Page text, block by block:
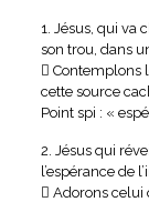
1. Jésus, qui va
son trou, dans
 Contemplons
cette source
Point spi : «
2. Jésus qui
l’espérance de
 Adorons celui